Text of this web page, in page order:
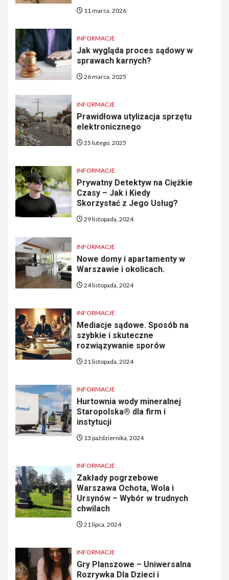
11 marca, 2026
INFORMACJE
Jak wygląda proces sądowy w
sprawach karnych?
26 marca, 2025
INFORMACJE
Prawidłowa utylizacja sprzętu
elektronicznego
25 lutego, 2025
INFORMACJE
Prywatny Detektyw na Ciężkie
Czasy – Jak i Kiedy
Skorzystać z Jego Usług?
29 listopada, 2024
INFORMACJE
Nowe domy i apartamenty w
Warszawie i okolicach.
24 listopada, 2024
INFORMACJE
Mediacje sądowe. Sposób na
szybkie i skuteczne
rozwiązywanie sporów
21 listopada, 2024
INFORMACJE
Hurtownia wody mineralnej
Staropolska® dla firm i
instytucji
13 października, 2024
INFORMACJE
Zakłady pogrzebowe
Warszawa Ochota, Wola i
Ursynów – Wybór w trudnych
chwilach
21 lipca, 2024
INFORMACJE
Gry Planszowe – Uniwersalna
Rozrywka Dla Dzieci i